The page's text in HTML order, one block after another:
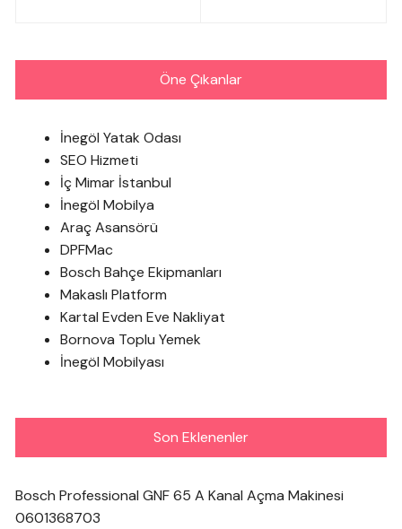
gezinmesi
Öne Çıkanlar
İnegöl Yatak Odası
SEO Hizmeti
İç Mimar İstanbul
İnegöl Mobilya
Araç Asansörü
DPFMac
Bosch Bahçe Ekipmanları
Makaslı Platform
Kartal Evden Eve Nakliyat
Bornova Toplu Yemek
İnegöl Mobilyası
Son Eklenenler
Bosch Professional GNF 65 A Kanal Açma Makinesi
0601368703